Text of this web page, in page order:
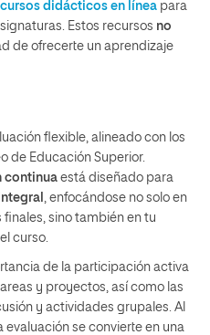
didácticos en línea para
Estos recursos no
de ofrecerte un aprendizaje
flexible, alineado con los
de Educación Superior.
continua está diseñado para
, enfocándose no solo en
finales, sino también en tu
curso.
de la participación activa
y proyectos, así como las
y actividades grupales. Al
se convierte en una